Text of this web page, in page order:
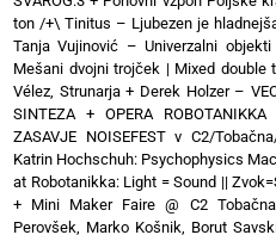
ton /+\ Tinitus – Ljubezen je
Tanja Vujinović – Univerzalni
Mešani dvojni trojček | Mixed double
Vélez, Strunarja+ Derek Holzer –
SINTEZA + OPERA
ZASAVJE NOISEFEST v C2/
Katrin Hochschuh: Psychophysics
at Robotanikka: Light = Sound ||
+ Mini Maker Faire @ C2
Perovšek, Marko Košnik, Borut